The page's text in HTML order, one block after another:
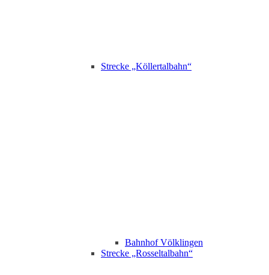
Strecke „Köllertalbahn“
Bahnhof Völklingen
Strecke „Rosseltalbahn“